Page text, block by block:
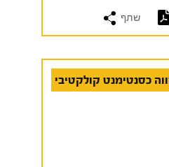
שתף
כסנטימנט קולקטיבי